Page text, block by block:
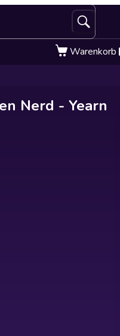
Warenkorb
Nerd - Yearn